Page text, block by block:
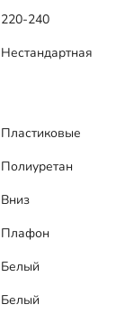
220-240
Нестандартная
Пластиковые
Полиуретан
Вниз
Плафон
Белый
Белый